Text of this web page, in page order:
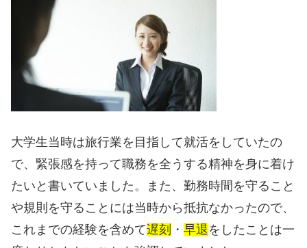
大学生当時は旅行業を目指して就活をしていたの
で、緊張感を持って職務を全うする精神を身に着け
たいと書いていました。また、勤務時間を守ること
や規則を守ることには当時から抵抗なかったので、
これまでの経験を含めて遅刻 ・ 早退 をしたことは一